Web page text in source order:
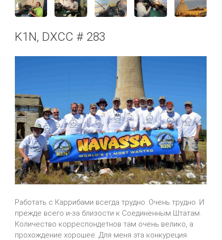
K1N, DXCC # 283
Работать с Каррибами всегда трудно. Очень трудно. И
прежде всего и-за близости к Соединенным Штатам.
Количество корреспондетнов там очень велико, а
прохождение хорошее. Для меня эта конкуреция